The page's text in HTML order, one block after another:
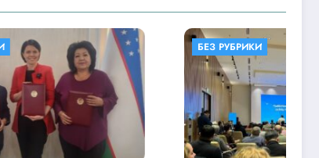
БЕЗ РУБРИКИ